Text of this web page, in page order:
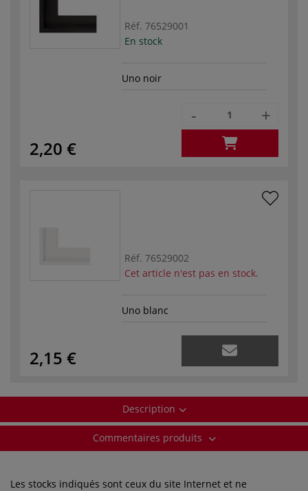
Réf. 76529001
En stock
Uno noir
2,20 €
- +
Réf. 76529002
Cet article n'est pas en stock.
Uno blanc
2,15 €
Description
Commentaires produits
Les stocks indiqués sont ceux du site Internet et ne